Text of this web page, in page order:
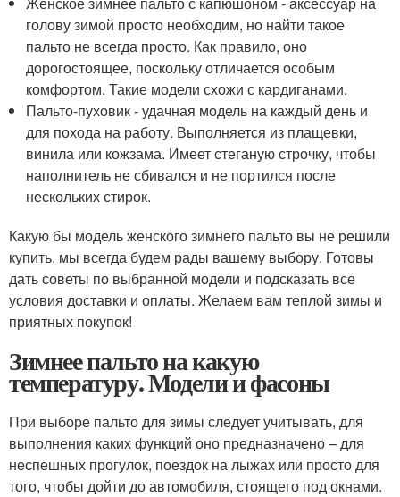
голову зимой просто необходим, но найти такое
пальто не всегда просто. Как правило, оно
дорогостоящее, поскольку отличается особым
комфортом. Такие модели схожи с кардиганами.
Пальто-пуховик - удачная модель на каждый день и
для похода на работу. Выполняется из плащевки,
винила или кожзама. Имеет стеганую строчку, чтобы
наполнитель не сбивался и не портился после
нескольких стирок.
Какую бы модель женского зимнего пальто вы не решили
купить, мы всегда будем рады вашему выбору. Готовы
дать советы по выбранной модели и подсказать все
условия доставки и оплаты. Желаем вам теплой зимы и
приятных покупок!
Зимнее пальто на какую
температуру. Модели и фасоны
При выборе пальто для зимы следует учитывать, для
выполнения каких функций оно предназначено – для
неспешных прогулок, поездок на лыжах или просто для
того, чтобы дойти до автомобиля, стоящего под окнами.